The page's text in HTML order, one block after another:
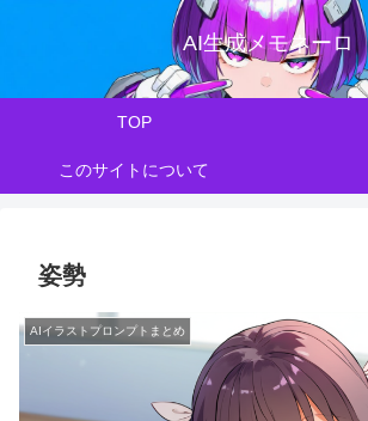
AI生成メモネーロ
TOP
このサイトについて
姿勢
AIイラストプロンプトまとめ